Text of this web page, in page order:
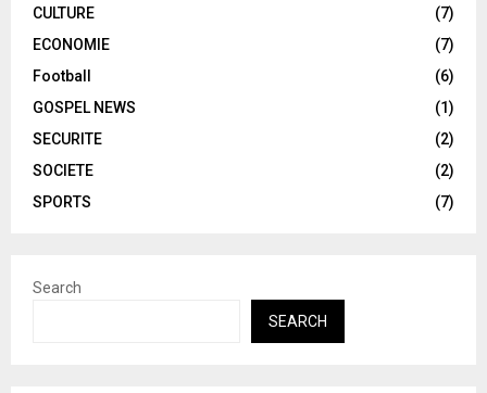
CULTURE
(7)
ECONOMIE
(7)
Football
(6)
GOSPEL NEWS
(1)
SECURITE
(2)
SOCIETE
(2)
SPORTS
(7)
Search
SEARCH